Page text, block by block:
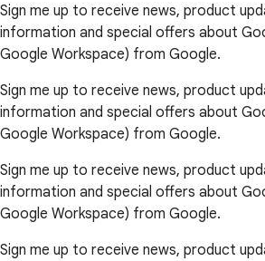
Sign me up to receive news, product
information and special offers about
Google Workspace) from Google.
Sign me up to receive news, product
information and special offers about
Google Workspace) from Google.
Sign me up to receive news, product
information and special offers about
Google Workspace) from Google.
Sign me up to receive news, product